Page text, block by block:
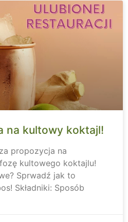
na kultowy koktajl!
propozycja na
kultowego koktajlu!
Sprwadź jak to
Składniki: Sposób